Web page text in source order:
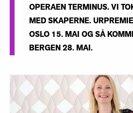
OPERAEN TERMINUS. VI
MED SKAPERNE.
OSLO 15. MAI OG SÅ
BERGEN 28. MAI.